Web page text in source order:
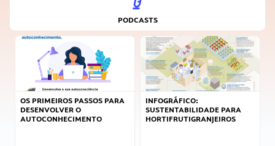
PODCASTS
OS PRIMEIROS PASSOS PARA
DESENVOLVER O
AUTOCONHECIMENTO
INFOGRÁFICO:
SUSTENTABILIDADE PARA
HORTIFRUTIGRANJEIROS